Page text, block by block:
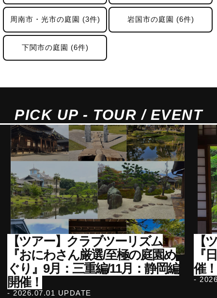
周南市・光市の庭園 (3件) 岩国市の庭園 (6件)
下関市の庭園 (6件)
PICK UP - TOUR / EVENT
【ツアー】クラブツーリズム
『おにわさん厳選/至極の庭園め
ぐり』9月：三重編/11月：静岡編
開催！
- 2026.07.01 UPDATE
【
『
催
-